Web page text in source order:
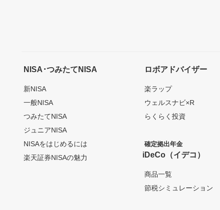
NISA･つみたてNISA
新NISA
一般NISA
つみたてNISA
ジュニアNISA
NISAをはじめるには
楽天証券NISAの魅力
ロボアドバイザー
楽ラップ
ウェルスナビ×R
らくらく投資
確定拠出年金
iDeCo（イデコ）
商品一覧
節税シミュレーション